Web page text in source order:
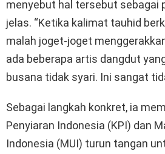
menyebut hal tersebut sebagai
jelas. “Ketika kalimat tauhid
malah joget-joget
ada beberapa artis dangdut
busana tidak syari. Ini sangat
Sebagai langkah konkret, ia
Penyiaran Indonesia (KPI) dan
Indonesia (MUI) turun tangan